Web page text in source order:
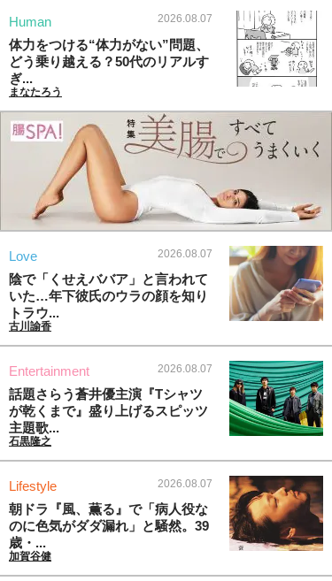
Human 2026.08.07
体力をつける“体力がない”問題、
どう乗り越える？50代のリアルす
ぎ...
まなたろう
Love 2026.08.07
陰で「くせえババア」と言われて
いた…年下彼氏のウラの顔を知り
トラウ...
古川諭香
Entertainment 2026.08.07
話題さらう蒼井優主演『Tシャツ
が乾くまで』盛り上げるスピッツ
主題歌...
石黒隆之
Lifestyle 2026.08.07
朝ドラ『風、薫る』で「病人役な
のに色気がダダ漏れ」と騒然。39
歳・...
加賀谷健